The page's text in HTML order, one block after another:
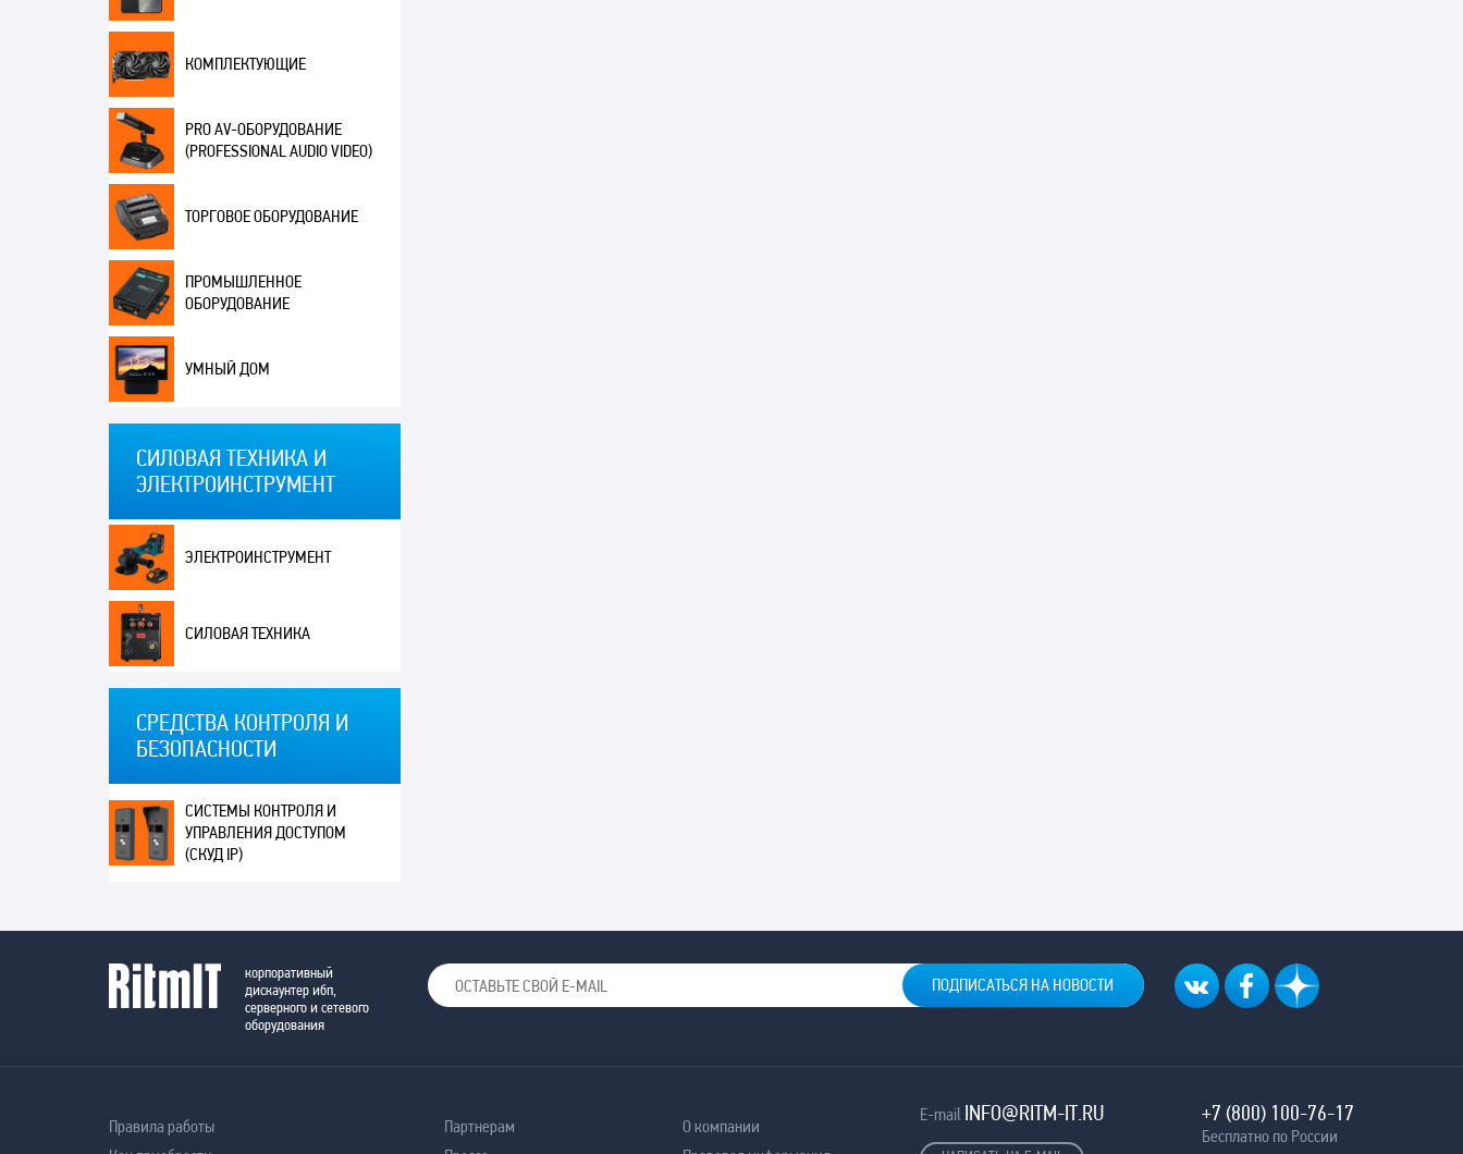
КОМПЛЕКТУЮЩИЕ
PRO AV-ОБОРУДОВАНИЕ
(PROFESSIONAL AUDIO VIDEO)
ТОРГОВОЕ ОБОРУДОВАНИЕ
ПРОМЫШЛЕННОЕ
ОБОРУДОВАНИЕ
УМНЫЙ ДОМ
СИЛОВАЯ ТЕХНИКА И
ЭЛЕКТРОИНСТРУМЕНТ
ЭЛЕКТРОИНСТРУМЕНТ
СИЛОВАЯ ТЕХНИКА
СРЕДСТВА КОНТРОЛЯ И
БЕЗОПАСНОСТИ
СИСТЕМЫ КОНТРОЛЯ И
УПРАВЛЕНИЯ ДОСТУПОМ
(СКУД IP)
корпоративный
дискаунтер ибп,
серверного и сетевого
оборудования
Правила работы
Партнерам
О компании
E-mail INFO@RITM-IT.RU +7 (800) 100-76-17
Бесплатно по России